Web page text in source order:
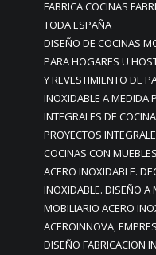
FABRICA COCINAS
TODA ESPAÑA
DISEÑO DE COCINAS
PARA HOGARES U
Y REVESTIMIENTO DE
INOXIDABLE A MEDIDA
INTEGRALES DE
PROYECTOS
COCINAS CON
ACERO INOXIDABLE.
INOXIDABLE. DISEÑO A
MOBILIARIO ACERO
ACEROINNOVA,
DISEÑO FABRICACION